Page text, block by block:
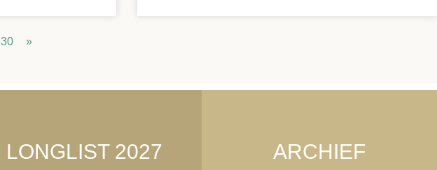
30 »
LONGLIST 2027 ARCHIEF